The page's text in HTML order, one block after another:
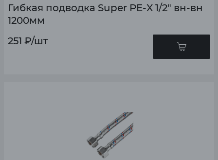
Гибкая подводка Super PE-X 1/2" вн-вн
1200мм
251 ₽/шт